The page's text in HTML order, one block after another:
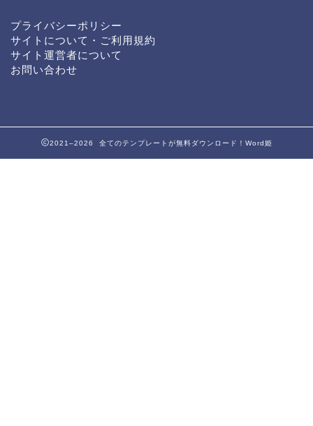
プライバシーポリシー
サイトについて・ご利用規約
サイト運営者について
お問い合わせ
2021–2026 全てのテンプレートが無料ダウンロード！Word姫